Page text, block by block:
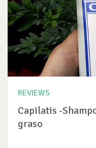
REVIEWS
Capilatis -
graso